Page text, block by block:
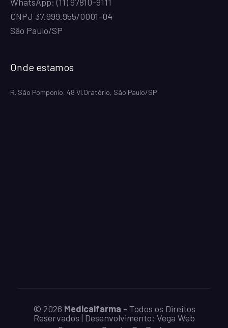
CNPJ 37.999.955/0001-04
São Paulo/SP
Onde estamos
R. São Pomponio, 48 Vl.Oratório, São Paulo/SP
© 2026 Medicalfarma - Todos os Direitos
Reservados | Desenvolvimento: Vega Web